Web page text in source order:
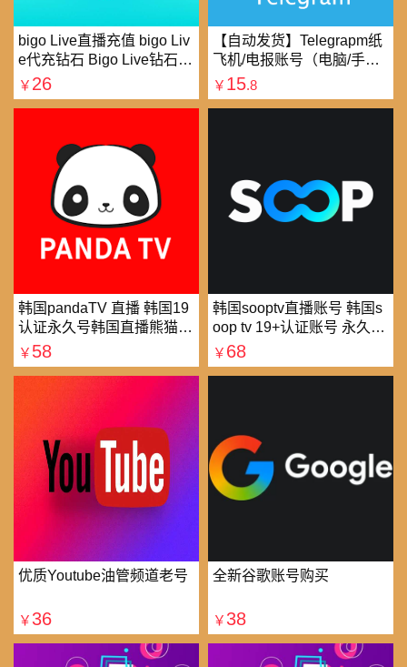
bigo Live直播充值 bigo Liv
e代充钻石 Bigo Live钻石充
值直播礼物钻石代充
￥ 26
【自动发货】Telegrapm纸
飞机/电报账号（电脑/手机
均可以登录）
￥ 15.8
韩国pandaTV 直播 韩国19
认证永久号韩国直播熊猫tv
可改密 一人一号
￥ 58
韩国sooptv直播账号 韩国s
oop tv 19+认证账号 永久使
用
￥ 68
优质Youtube油管频道老号
￥ 36
全新谷歌账号购买
￥ 38